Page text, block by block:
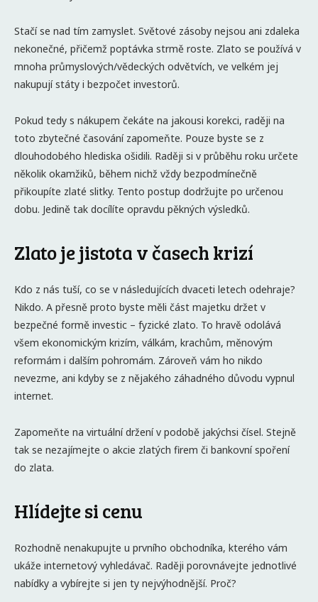
Stačí se nad tím zamyslet. Světové zásoby nejsou ani zdaleka
nekonečné, přičemž poptávka strmě roste. Zlato se používá v
mnoha průmyslových/vědeckých odvětvích, ve velkém jej
nakupují státy i bezpočet investorů.
Pokud tedy s nákupem čekáte na jakousi korekci, raději na
toto zbytečné časování zapomeňte. Pouze byste se z
dlouhodobého hlediska ošidili. Raději si v průběhu roku určete
několik okamžiků, během nichž vždy bezpodmínečně
přikoupíte zlaté slitky. Tento postup dodržujte po určenou
dobu. Jedině tak docílíte opravdu pěkných výsledků.
Zlato je jistota v časech krizí
Kdo z nás tuší, co se v následujících dvaceti letech odehraje?
Nikdo. A přesně proto byste měli část majetku držet v
bezpečné formě investic – fyzické zlato. To hravě odolává
všem ekonomickým krizím, válkám, krachům, měnovým
reformám i dalším pohromám. Zároveň vám ho nikdo
nevezme, ani kdyby se z nějakého záhadného důvodu vypnul
internet.
Zapomeňte na virtuální držení v podobě jakýchsi čísel. Stejně
tak se nezajímejte o akcie zlatých firem či bankovní spoření
do zlata.
Hlídejte si cenu
Rozhodně nenakupujte u prvního obchodníka, kterého vám
ukáže internetový vyhledávač. Raději porovnávejte jednotlivé
nabídky a vybírejte si jen ty nejvýhodnější. Proč?